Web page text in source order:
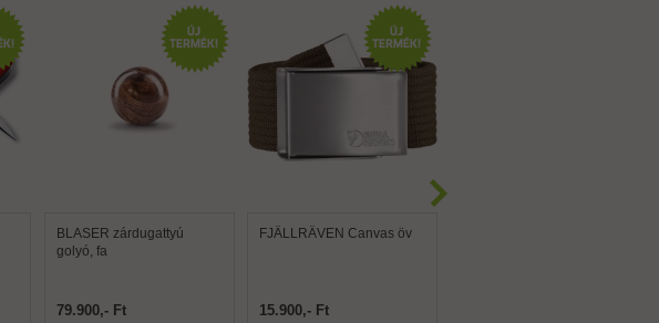
BLASER zárdugattyú
golyó, fa
79.900,- Ft
FJÄLLRÄVEN Canvas öv
15.900,- Ft